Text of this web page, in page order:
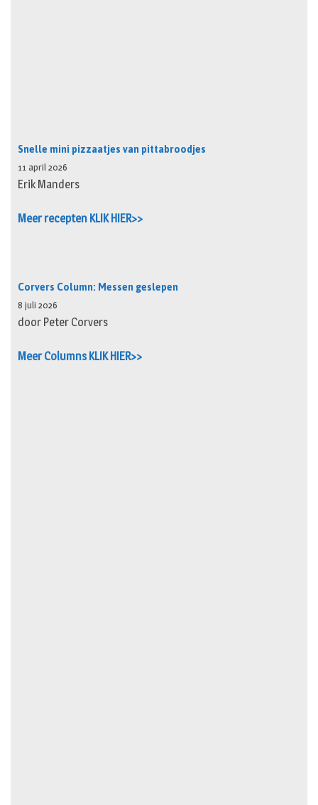
Snelle mini pizzaatjes van pittabroodjes
11 april 2026
Erik Manders
Meer recepten KLIK HIER>>
Corvers Column: Messen geslepen
8 juli 2026
door Peter Corvers
Meer Columns KLIK HIER>>